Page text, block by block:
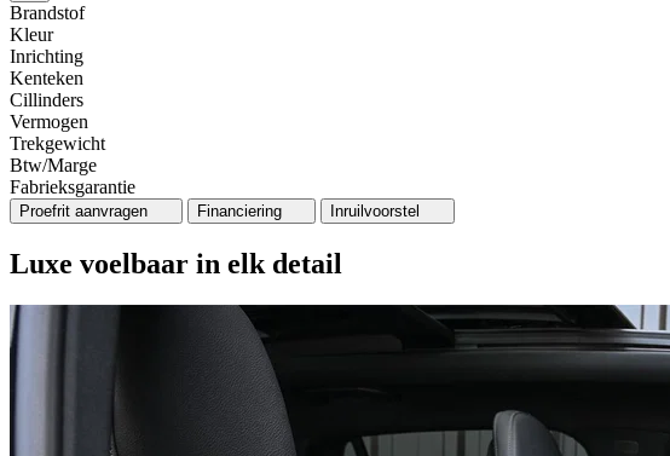
Brandstof
Kleur
Inrichting
Kenteken
Cillinders
Vermogen
Trekgewicht
Btw/Marge
Fabrieksgarantie
Proefrit aanvragen Financiering Inruilvoorstel
Luxe voelbaar in elk detail